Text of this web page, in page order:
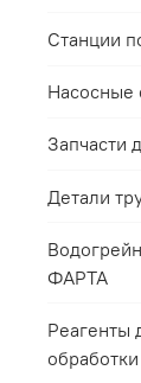
Станции
Насосные
Запчасти
Детали
ФАРТА
Реагенты